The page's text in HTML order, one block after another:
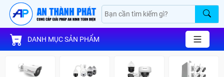
DANH MỤC SẢN PHẨM